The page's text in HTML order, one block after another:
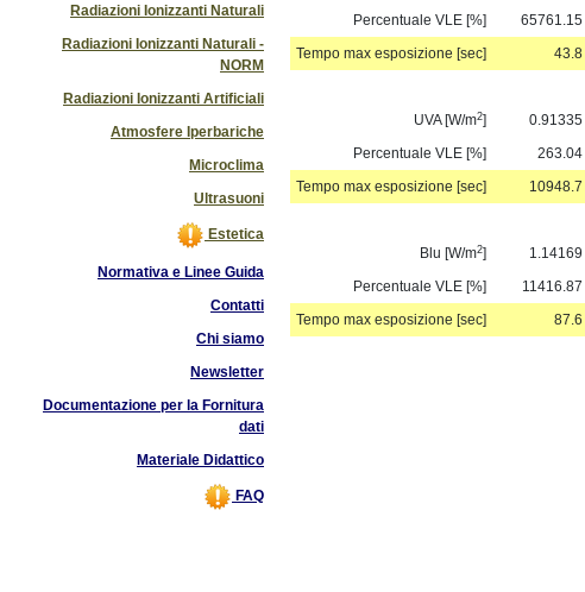
Radiazioni Ionizzanti Naturali
Radiazioni Ionizzanti Naturali -
NORM
Radiazioni Ionizzanti Artificiali
Atmosfere Iperbariche
Microclima
Ultrasuoni
Estetica
Normativa e Linee Guida
Contatti
Chi siamo
Newsletter
Documentazione per la Fornitura
dati
Materiale Didattico
FAQ
Percentuale VLE [%]
65761.15
Tempo max esposizione [sec]
43.8
UVA [W/m2] 0.91335
Percentuale VLE [%]
263.04
Tempo max esposizione [sec]
10948.7
Blu [W/m2] 1.14169
Percentuale VLE [%]
11416.87
Tempo max esposizione [sec]
87.6